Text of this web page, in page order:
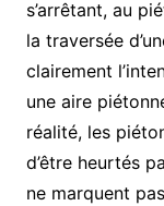
s’arrêtant, au
la traversée
clairement
une aire
réalité, les
d’être heurtés
ne marquent